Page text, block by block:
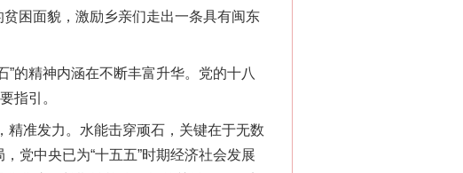
困面貌，激励乡亲们走出一条具有闽东
精神内涵在不断丰富升华。党的十八
指引。
准发力。水能击穿顽石，关键在于无数
党中央已为“十五五”时期经济社会发展